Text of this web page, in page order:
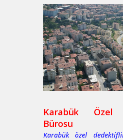
Karabük Özel
Bürosu
Karabük özel